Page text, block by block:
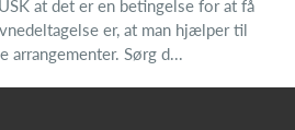
at det er en betingelse for at få
er, at man hjælper til
arrangementer. Sørg d...